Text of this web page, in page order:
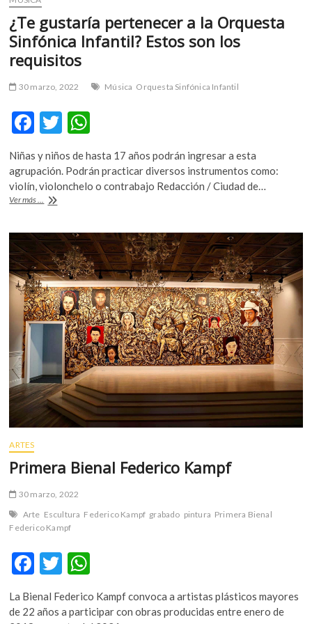
¿Te gustaría pertenecer a la Orquesta
Sinfónica Infantil? Estos son los
requisitos
30 marzo, 2022 Música Orquesta Sinfónica Infantil
F
e
b
o
o
k
T
itt
er
at
s
p
p
Niñas y niños de hasta 17 años podrán ingresar a esta
agrupación. Podrán practicar diversos instrumentos como:
violín, violonchelo o contrabajo Redacción / Ciudad de…
Ver más ...
¿Te
a
la
Orquesta
Sinfónica
Infantil?
Estos
son
los
requisitos
ARTES
Primera Bienal Federico Kampf
30 marzo, 2022
Arte Escultura Federico Kampf grabado pintura Primera Bienal
Federico Kampf
F
ac
e
T
w
itt
h
at
La Bienal Federico Kampf convoca a artistas plásticos mayores
de 22 años a participar con obras producidas entre enero de